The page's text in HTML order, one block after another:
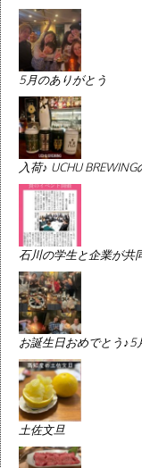
5月のありがとう
入荷♪ UCHU
石川の学生と企業が共
お誕生日おめでとう♪5
土佐文旦